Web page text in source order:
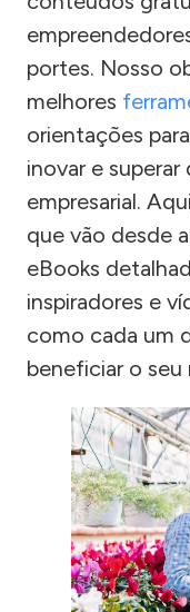
portes. Nosso
melhores
orientações
inovar e
empresarial.
que vão desde
eBooks
inspiradores e
como cada um
beneficiar o seu